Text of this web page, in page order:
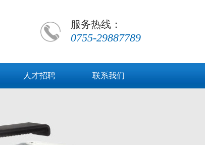
服务热线：
0755-29887789
人才招聘 联系我们